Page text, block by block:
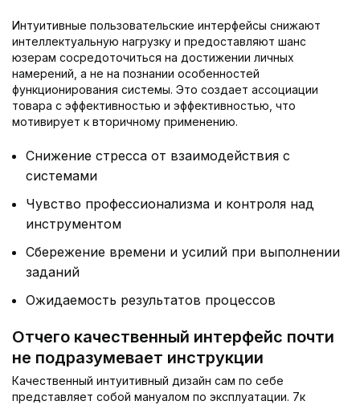
Интуитивные пользовательские интерфейсы снижают
интеллектуальную нагрузку и предоставляют шанс
юзерам сосредоточиться на достижении личных
намерений, а не на познании особенностей
функционирования системы. Это создает ассоциации
товара с эффективностью и эффективностью, что
мотивирует к вторичному применению.
Снижение стресса от взаимодействия с
системами
Чувство профессионализма и контроля над
инструментом
Сбережение времени и усилий при выполнении
заданий
Ожидаемость результатов процессов
Отчего качественный интерфейс почти
не подразумевает инструкции
Качественный интуитивный дизайн сам по себе
представляет собой мануалом по эксплуатации. 7к